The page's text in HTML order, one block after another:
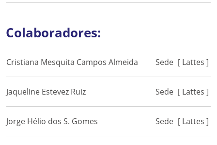
Colaboradores:
Cristiana Mesquita Campos Almeida Sede [ Lattes ]
Jaqueline Estevez Ruiz Sede [ Lattes ]
Jorge Hélio dos S. Gomes Sede [ Lattes ]